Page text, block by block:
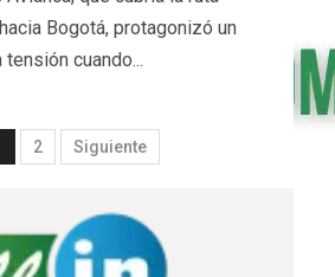
Bogotá, protagonizó un
cuando...
2 Siguiente